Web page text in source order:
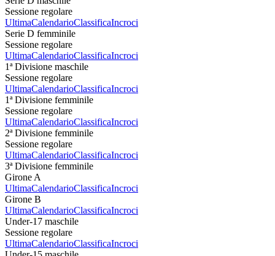
Sessione regolare
UltimaCalendarioClassificaIncroci
Serie D femminile
Sessione regolare
UltimaCalendarioClassificaIncroci
1ª Divisione maschile
Sessione regolare
UltimaCalendarioClassificaIncroci
1ª Divisione femminile
Sessione regolare
UltimaCalendarioClassificaIncroci
2ª Divisione femminile
Sessione regolare
UltimaCalendarioClassificaIncroci
3ª Divisione femminile
Girone A
UltimaCalendarioClassificaIncroci
Girone B
UltimaCalendarioClassificaIncroci
Under-17 maschile
Sessione regolare
UltimaCalendarioClassificaIncroci